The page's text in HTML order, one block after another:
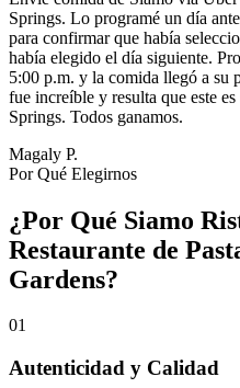
Springs. Lo programé un día
para confirmar que había
había elegido el día siguiente.
5:00 p.m. y la comida llegó a su
fue increíble y resulta que este
Springs. Todos ganamos.
Magaly P.
Por Qué Elegirnos
¿Por Qué Siamo
Restaurante de
Gardens?
01
Autenticidad y Calidad